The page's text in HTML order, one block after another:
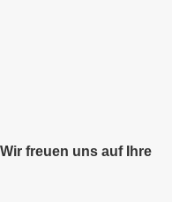
freuen uns auf Ihre